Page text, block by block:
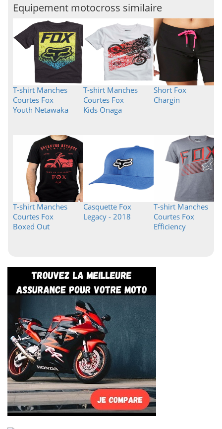
Equipement motocross similaire
T-shirt Manches
Courtes Fox
Youth Netawaka
T-shirt Manches
Courtes Fox
Kids Onaga
Short Fox
Chargin
T-shirt Manches
Courtes Fox
Boxed Out
Casquette Fox
Legacy - 2018
T-shirt Manches
Courtes Fox
Efficiency